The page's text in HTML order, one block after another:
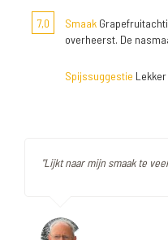
7,0 Smaak
overheerst. De
Spijssuggestie
"Lijkt naar mijn smaak te